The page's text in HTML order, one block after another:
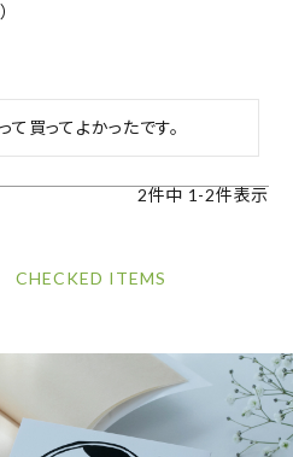
買ってよかったです。
2件中 1 -2件表示
CHECKED ITEMS